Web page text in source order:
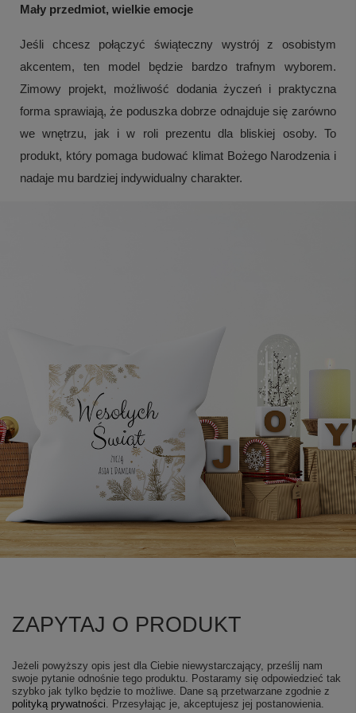
Mały przedmiot, wielkie emocje
Jeśli chcesz połączyć świąteczny wystrój z osobistym
akcentem, ten model będzie bardzo trafnym wyborem.
Zimowy projekt, możliwość dodania życzeń i praktyczna
forma sprawiają, że poduszka dobrze odnajduje się zarówno
we wnętrzu, jak i w roli prezentu dla bliskiej osoby. To
produkt, który pomaga budować klimat Bożego Narodzenia i
nadaje mu bardziej indywidualny charakter.
ZAPYTAJ O PRODUKT
Jeżeli powyższy opis jest dla Ciebie niewystarczający, prześlij nam
swoje pytanie odnośnie tego produktu. Postaramy się odpowiedzieć tak
szybko jak tylko będzie to możliwe. Dane są przetwarzane zgodnie z
polityką prywatności. Przesyłając je, akceptujesz jej postanowienia.